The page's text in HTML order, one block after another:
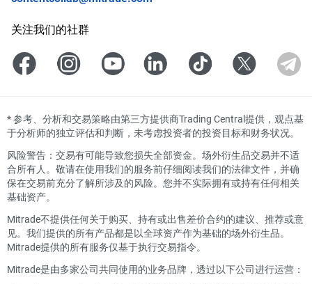
关注我们的社群
*参考、分析和交易策略由第三方提供商Trading Central提供，观点基
于分析师的独立评估和判断，未考虑投资者的投资目标和财务状况。
风险警告：交易有可能导致您损失全部资金。场外衍生品交易并不适
合所有人。敬请在使用我们的服务前仔细阅读我们的法律文件，并确
保在交易前充分了解所涉及的风险。您并不实际拥有或持有任何相关
基础资产。
Mitrade不提供任何关于购买、持有或出售差价合约的建议、推荐或意
见。我们提供的所有产品都是以全球资产作为基础的场外衍生品。
Mitrade提供的所有服务仅基于执行交易指令。
Mitrade是由多家公司共同使用的业务品牌，透过以下公司进行运营：